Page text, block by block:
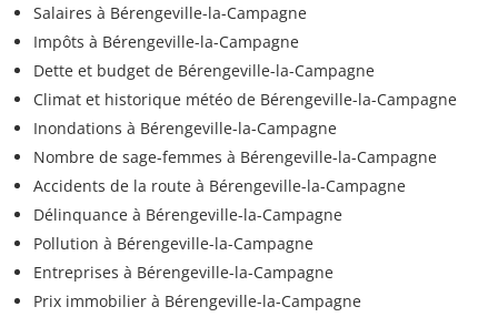
Salaires à Bérengeville-la-Campagne
Impôts à Bérengeville-la-Campagne
Dette et budget de Bérengeville-la-Campagne
Climat et historique météo de Bérengeville-la-Campagne
Inondations à Bérengeville-la-Campagne
Nombre de sage-femmes à Bérengeville-la-Campagne
Accidents de la route à Bérengeville-la-Campagne
Délinquance à Bérengeville-la-Campagne
Pollution à Bérengeville-la-Campagne
Entreprises à Bérengeville-la-Campagne
Prix immobilier à Bérengeville-la-Campagne